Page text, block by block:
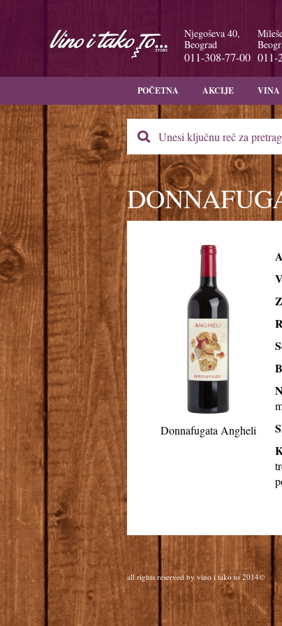
Njegoševa 40,
Beograd
011-308-77-00 011-
POČETNA AKCIJE VINA
Donnafugata Angheli
all rights reserved by vino i tako to 2014©